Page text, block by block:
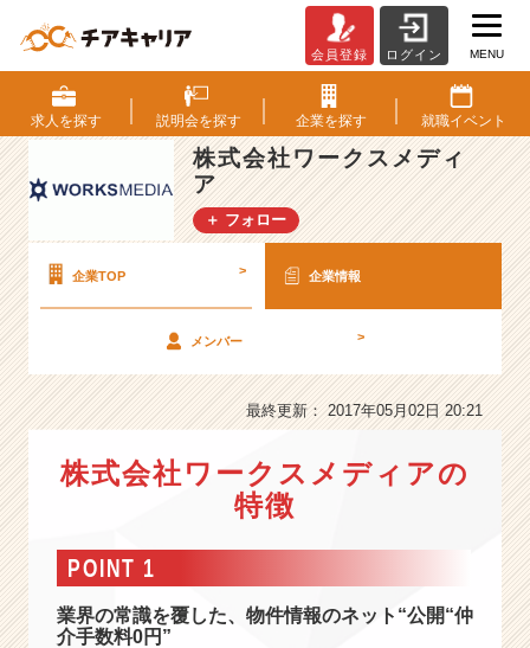
式
会
社
ワ
ー
ク
ス
ィ
ア
報
-
っ
と
会員登録 ログイン MENU
求人を探す 説明会を探す 企業を探す 就職イベント
株式会社ワークスメディ
ア
＋ フォロー
企業TOP > 企業情報
メンバー >
最終更新： 2017年05月02日 20:21
株式会社ワークスメディアの
特徴
POINT 1
業界の常識を覆した、物件情報のネット“公開“仲
介手数料0円”